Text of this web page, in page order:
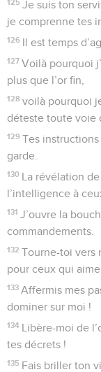
125 Je suis ton
je comprenne tes
126 Il est temps
127 Voilà pourquoi
plus que l’or fin,
128 voilà pourquoi
déteste toute voie
129 Tes
garde.
130 La révélation
l’intelligence à
131 J’ouvre la
commandements.
132 Tourne-toi vers
pour ceux qui
133 Affermis mes
dominer sur moi !
134 Libère-moi de
tes décrets !
135 Fais briller ton